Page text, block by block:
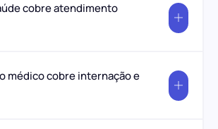
cobre atendimento
médico cobre internação e